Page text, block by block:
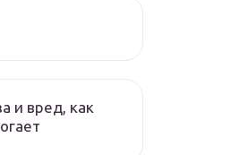
и вред, как